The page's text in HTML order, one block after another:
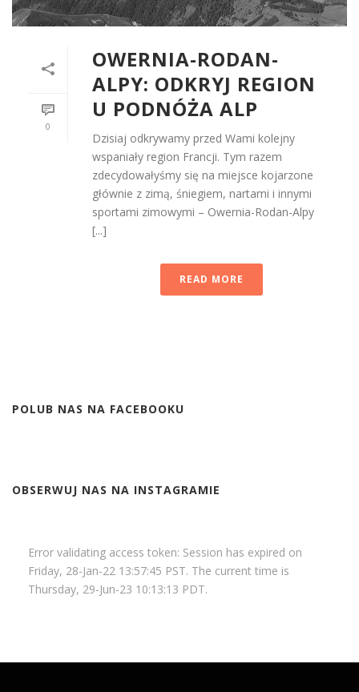
0
OWERNIA-RODAN-
ALPY: ODKRYJ REGION
U PODNÓŻA ALP
Dzisiaj odkrywamy przed Wami kolejny
wspaniały region Francji. Tym razem
zdecydowałyśmy się na miejsce kojarzone
głównie z zimą, śniegiem, nartami i innymi
sportami zimowymi – Owernia-Rodan-Alpy
[...]
READ MORE
POLUB NAS NA FACEBOOKU
OBSERWUJ NAS NA INSTAGRAMIE
Error validating access token: Session has expired on
Friday, 28-Jan-22 13:57:45 PST. The current time is
Thursday, 29-Jun-23 10:13:13 PDT.